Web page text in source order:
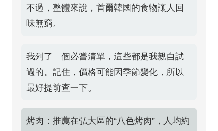
不過，整體來說，首爾韓國的食物讓人回
味無窮。
我列了一個必嘗清單，這些都是我親自試
過的。記住，價格可能因季節變化，所以
最好提前查一下。
烤肉：推薦在弘大區的“八色烤肉”，人均約